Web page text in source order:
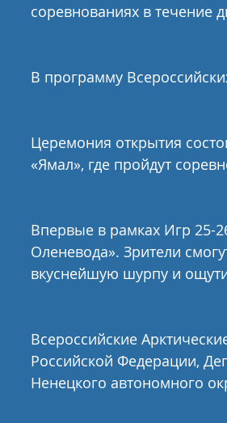
соревнованиях в течение
В программу
Церемония открытия
«Ямал», где пройдут
Впервые в рамках Игр 25-
Оленевода». Зрители
вкуснейшую шурпу и
Всероссийские
Российской Федерации,
Ненецкого автономного